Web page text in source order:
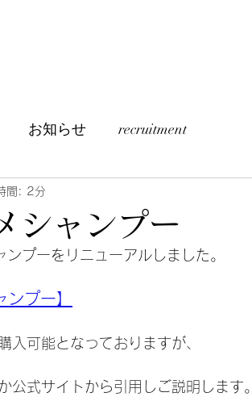
お知らせ recruitment
訪問美容について
シャンプー
間: 2分
プーをリニューアルしました。
プー】
入可能となっておりますが、
公式サイトから引用しご説明します。